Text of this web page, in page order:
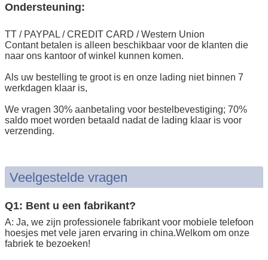
Ondersteuning:
TT / PAYPAL / CREDIT CARD / Western Union
Contant betalen is alleen beschikbaar voor de klanten die
naar ons kantoor of winkel kunnen komen.
Als uw bestelling te groot is en onze lading niet binnen 7
werkdagen klaar is,
We vragen 30% aanbetaling voor bestelbevestiging; 70%
saldo moet worden betaald nadat de lading klaar is voor
verzending.
Veelgestelde vragen
Q1: Bent u een fabrikant?
A: Ja, we zijn professionele fabrikant voor mobiele telefoon
hoesjes met vele jaren ervaring in china.Welkom om onze
fabriek te bezoeken!